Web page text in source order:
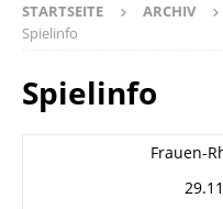
STARTSEITE ARCHIV
Spielinfo
Spielinfo
Frauen-